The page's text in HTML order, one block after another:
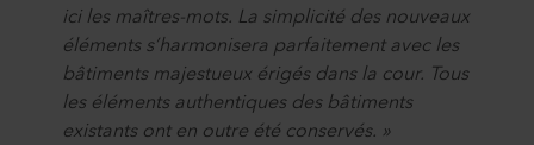
ici les maîtres-mots. La simplicité des nouveaux
éléments s’harmonisera parfaitement avec les
bâtiments majestueux érigés dans la cour. Tous
les éléments authentiques des bâtiments
existants ont en outre été conservés. »